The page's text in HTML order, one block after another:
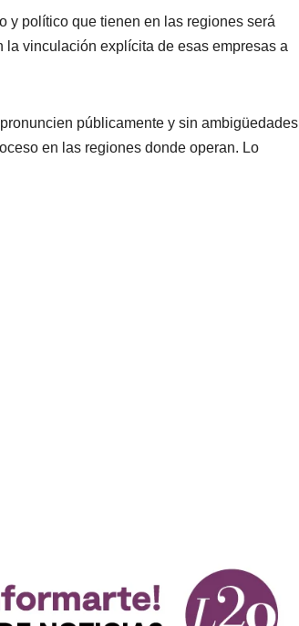
y político que tienen en las regiones será
vinculación explícita de esas empresas a
públicamente y sin ambigüedades
en las regiones donde operan. Lo